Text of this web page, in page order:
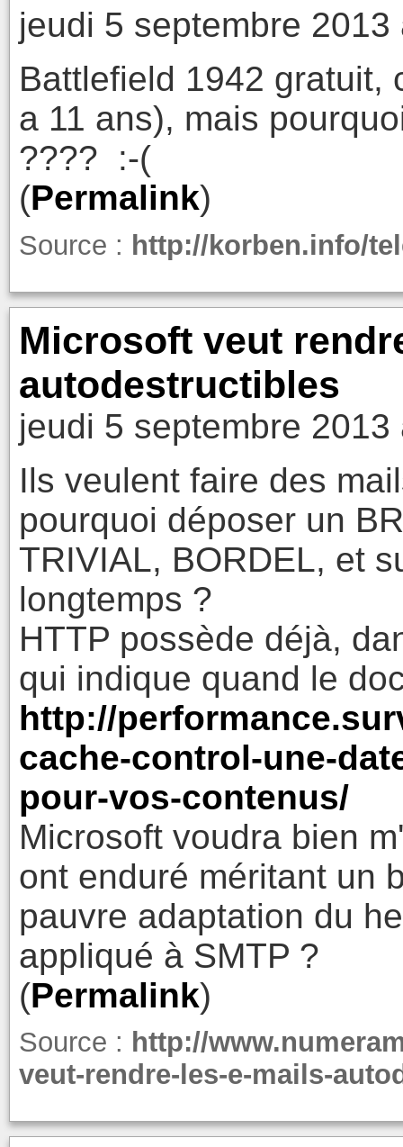
jeudi 5 septembre 2013
Battlefield 1942 gratuit,
a 11 ans), mais
???? :-(
(Permalink)
Source : http://korben.info/
Microsoft veut
autodestructibles
jeudi 5 septembre 2013
Ils veulent faire des
pourquoi déposer un
TRIVIAL, BORDEL, et
longtemps ?
HTTP possède déjà,
qui indique quand le
http://
cache-control-une-
pour-vos-contenus/
Microsoft voudra bien
ont enduré méritant un
pauvre adaptation du
appliqué à SMTP ?
(Permalink)
Source : http://
veut-rendre-les-e-mails-